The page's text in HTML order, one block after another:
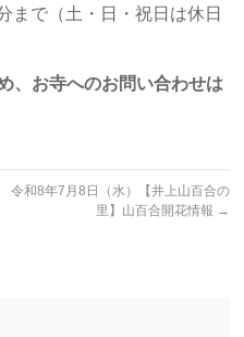
で（土・日・祝日は休日
、お寺へのお問い合わせは
令和8年7月8日（水）【井上山百合の
里】山百合開花情報 →